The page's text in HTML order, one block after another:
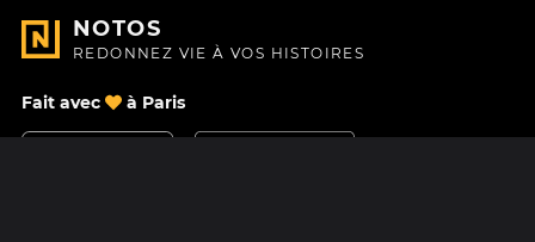
NOTOS
REDONNEZ VIE À VOS HISTOIRES
Fait avec à Paris